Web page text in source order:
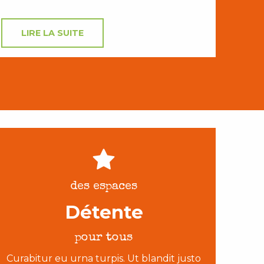
LIRE LA SUITE
des espaces
Détente
pour tous
Curabitur eu urna turpis. Ut blandit justo